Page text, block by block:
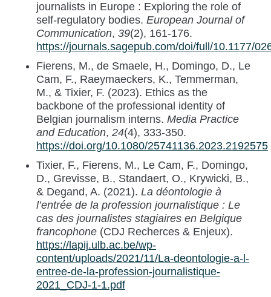
journalists in Europe : Exploring the role of
self-regulatory bodies. European Journal of
Communication, 39(2), 161-176.
https://journals.sagepub.com/doi/full/10.1177/
Fierens, M., de Smaele, H., Domingo, D., Le
Cam, F., Raeymaeckers, K., Temmerman,
M., & Tixier, F. (2023). Ethics as the
backbone of the professional identity of
Belgian journalism interns. Media Practice
and Education, 24(4), 333‑350.
https://doi.org/10.1080/25741136.2023.2192575
Tixier, F., Fierens, M., Le Cam, F., Domingo,
D., Grevisse, B., Standaert, O., Krywicki, B.,
& Degand, A. (2021). La déontologie à
l’entrée de la profession journalistique : Le
cas des journalistes stagiaires en Belgique
francophone (CDJ Recherces & Enjeux).
https://lapij.ulb.ac.be/wp-
content/uploads/2021/11/La-deontologie-a-l-
entree-de-la-profession-journalistique-
2021_CDJ-1-1.pdf